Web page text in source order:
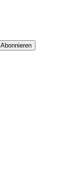
Abonnieren